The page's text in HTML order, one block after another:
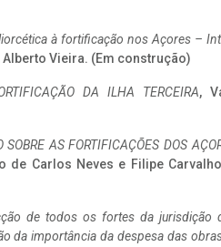
à fortificação nos Açores –
Alberto Vieira. (Em construção)
DA ILHA TERCEIRA,
SOBRE AS FORTIFICAÇÕES DOS
de Carlos Neves e Filipe
de todos os fortes da jurisdição
da importância da despesa das